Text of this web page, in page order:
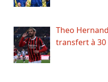
Theo
transfert à 30